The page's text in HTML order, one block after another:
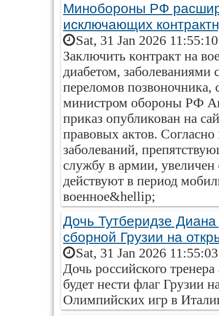
Минобороны РФ
исключающих
Sat, 31 Jan 2026
Заключить контракт на
диабетом, заболеваниями
переломов позвоночника,
министром обороны РФ
приказ опубликован на
правовых актов.
заболеваний,
службу в армии,
действуют в период
военное&hellip;
Дочь Тутберидзе
сборной Грузии на
Sat, 31 Jan 2026
Дочь российского
будет нести флаг Грузии
Олимпийских игр в